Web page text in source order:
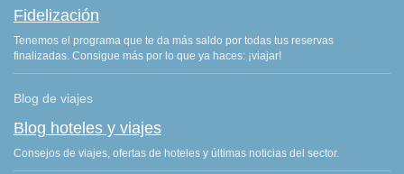
Fidelización
Tenemos el programa que te da más saldo por todas tus reservas
finalizadas. Consigue más por lo que ya haces: ¡viajar!
Blog de viajes
Blog hoteles y viajes
Consejos de viajes, ofertas de hoteles y últimas noticias del sector.